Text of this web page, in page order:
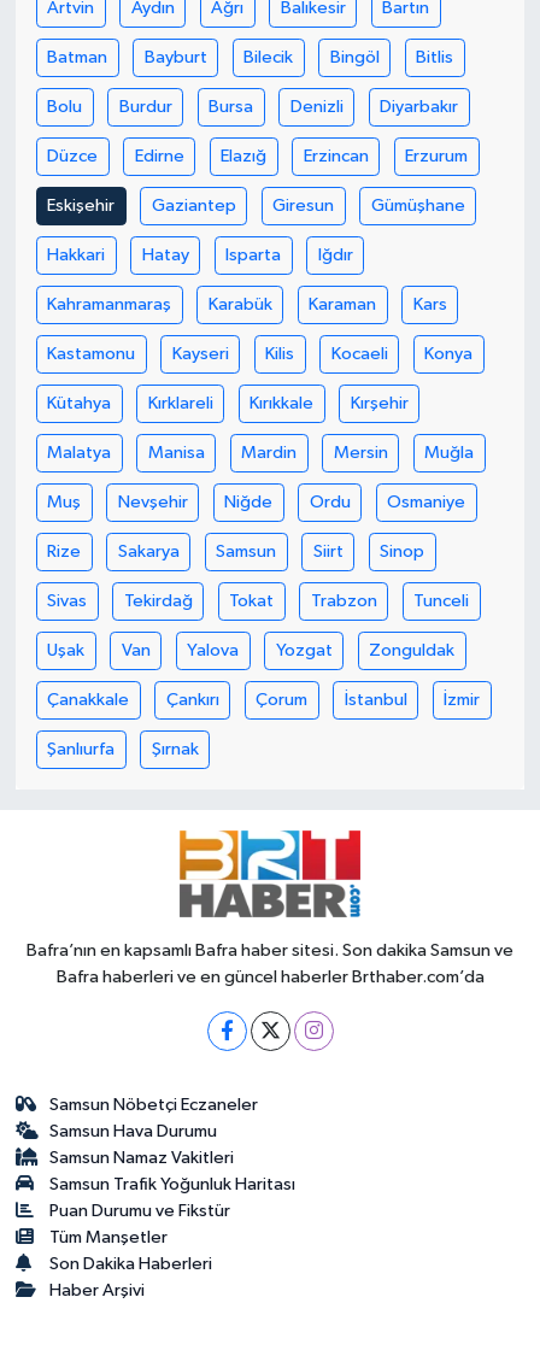
Artvin Aydın Ağrı Balıkesir Bartın
Batman Bayburt Bilecik Bingöl Bitlis
Bolu Burdur Bursa Denizli Diyarbakır
Düzce Edirne Elazığ Erzincan Erzurum
Eskişehir Gaziantep Giresun Gümüşhane
Hakkari Hatay Isparta Iğdır
Kahramanmaraş Karabük Karaman Kars
Kastamonu Kayseri Kilis Kocaeli Konya
Kütahya Kırklareli Kırıkkale Kırşehir
Malatya Manisa Mardin Mersin Muğla
Muş Nevşehir Niğde Ordu Osmaniye
Rize Sakarya Samsun Siirt Sinop
Sivas Tekirdağ Tokat Trabzon Tunceli
Uşak Van Yalova Yozgat Zonguldak
Çanakkale Çankırı Çorum İstanbul İzmir
Şanlıurfa Şırnak
Bafra’nın en kapsamlı Bafra haber sitesi. Son dakika Samsun ve
Bafra haberleri ve en güncel haberler Brthaber.com’da
Samsun Nöbetçi Eczaneler
Samsun Hava Durumu
Samsun Namaz Vakitleri
Samsun Trafik Yoğunluk Haritası
Puan Durumu ve Fikstür
Tüm Manşetler
Son Dakika Haberleri
Haber Arşivi